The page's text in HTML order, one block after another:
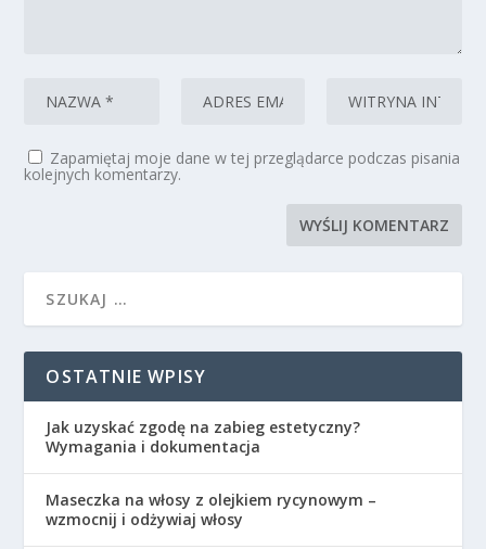
Zapamiętaj moje dane w tej przeglądarce podczas pisania
kolejnych komentarzy.
OSTATNIE WPISY
Jak uzyskać zgodę na zabieg estetyczny?
Wymagania i dokumentacja
Maseczka na włosy z olejkiem rycynowym –
wzmocnij i odżywiaj włosy